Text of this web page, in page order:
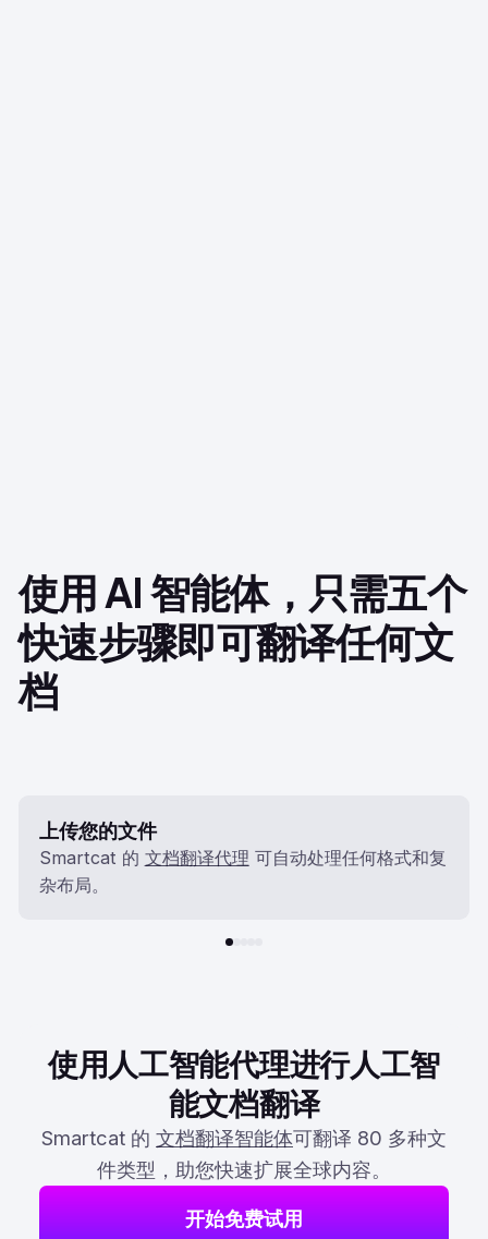
使用 AI 智能体，只需五个
快速步骤即可翻译任何文
档
上传您的文件
Smartcat 的 文档翻译代理 可自动处理任何格式和复
杂布局。
使用人工智能代理进行人工智
能文档翻译
Smartcat 的 文档翻译智能体可翻译 80 多种文
件类型，助您快速扩展全球内容。
开始免费试用